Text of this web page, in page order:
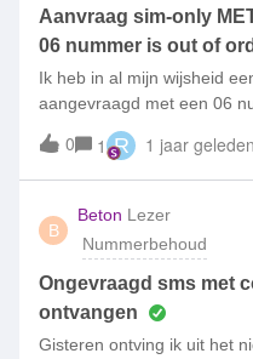
abonnement doorloopt
einde van de looptijd van
Aanvraag sim-only
06 nummer is out of
Ik heb in al mijn wijsheid
aangevraagd met een 06
het zo dat dat een prepaid
inmiddels afgesloten.
door te gaan. Nu wil ik die
06-nummer, maar hoe
bedankt.gr
0 1 R 1 jaar geleden
B
Beton Lezer
Nummerbehoud
Ongevraagd sms met
ontvangen
Gisteren ontving ik uit het